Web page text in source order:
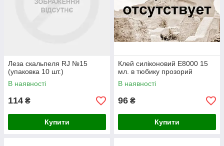
Леза скальпеля RJ №15
(упаковка 10 шт.)
В наявності
114 ₴
Купити
Клей силіконовий E8000 15
мл. в тюбику прозорий
В наявності
96 ₴
Купити